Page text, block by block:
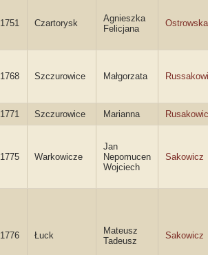
1751 Czartorysk
Agnieszka
Felicjana
Ostrowska
1768 Szczurowice Małgorzata
1771 Szczurowice Marianna
1775 Warkowicze
Jan
Nepomucen
Wojciech
Sakowicz
1776 Łuck
Mateusz
Tadeusz
Sakowicz